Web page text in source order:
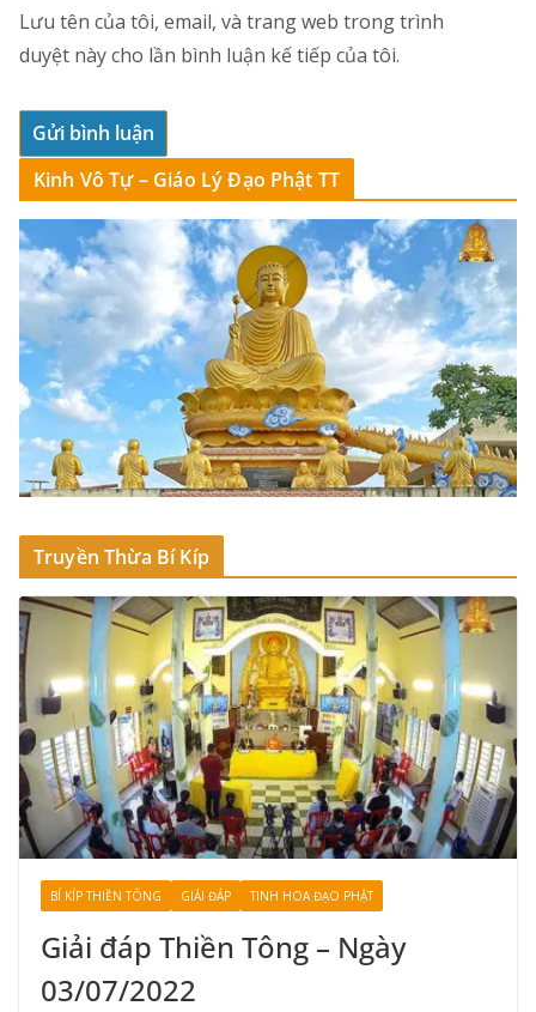
Lưu tên của tôi, email, và trang web trong trình
duyệt này cho lần bình luận kế tiếp của tôi.
Kinh Vô Tự – Giáo Lý Đạo Phật TT
Truyền Thừa Bí Kíp
BÍ KÍP THIỀN TÔNG GIẢI ĐÁP TINH HOA ĐẠO PHẬT
Giải đáp Thiền Tông – Ngày
03/07/2022